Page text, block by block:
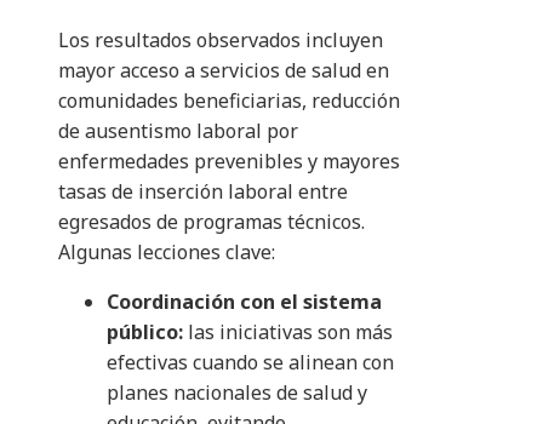
Los resultados observados incluyen
mayor acceso a servicios de salud en
comunidades beneficiarias, reducción
de ausentismo laboral por
enfermedades prevenibles y mayores
tasas de inserción laboral entre
egresados de programas técnicos.
Algunas lecciones clave:
Coordinación con el sistema
público: las iniciativas son más
efectivas cuando se alinean con
planes nacionales de salud y